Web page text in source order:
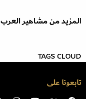
المزيد من مشاهير العرب
TAGS CLOUD
تابعونا على